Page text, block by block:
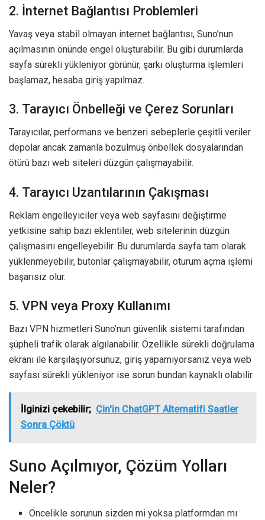
2. İnternet Bağlantısı Problemleri
Yavaş veya stabil olmayan internet bağlantısı, Suno’nun
açılmasının önünde engel oluşturabilir. Bu gibi durumlarda
sayfa sürekli yükleniyor görünür, şarkı oluşturma işlemleri
başlamaz, hesaba giriş yapılmaz.
3. Tarayıcı Önbelleği ve Çerez Sorunları
Tarayıcılar, performans ve benzeri sebeplerle çeşitli veriler
depolar ancak zamanla bozulmuş önbellek dosyalarından
ötürü bazı web siteleri düzgün çalışmayabilir.
4. Tarayıcı Uzantılarının Çakışması
Reklam engelleyiciler veya web sayfasını değiştirme
yetkisine sahip bazı eklentiler, web sitelerinin düzgün
çalışmasını engelleyebilir. Bu durumlarda sayfa tam olarak
yüklenmeyebilir, butonlar çalışmayabilir, oturum açma işlemi
başarısız olur.
5. VPN veya Proxy Kullanımı
Bazı VPN hizmetleri Suno’nun güvenlik sistemi tarafından
şüpheli trafik olarak algılanabilir. Özellikle sürekli doğrulama
ekranı ile karşılaşıyorsunuz, giriş yapamıyorsanız veya web
sayfası sürekli yükleniyor ise sorun bundan kaynaklı olabilir.
İlginizi çekebilir; Çin'in ChatGPT Alternatifi Saatler
Sonra Çöktü
Suno Açılmıyor, Çözüm Yolları
Neler?
Öncelikle sorunun sizden mi yoksa platformdan mı